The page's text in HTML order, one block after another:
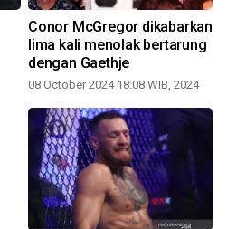
Conor McGregor dikabarkan
lima kali menolak bertarung
dengan Gaethje
08 October 2024 18:08 WIB, 2024